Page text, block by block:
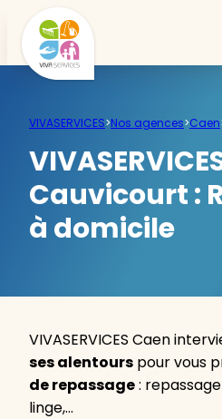
VIVASERVICES>Nos agences>Caen
Cauvicourt :
à domicile
VIVASERVICES Caen
ses alentours pour vous
de repassage:
linge,…